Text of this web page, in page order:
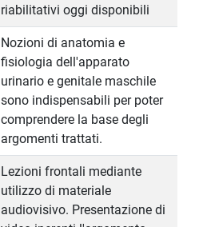
riabilitativi oggi disponibili
Nozioni di anatomia e
fisiologia dell'apparato
urinario e genitale maschile
sono indispensabili per poter
comprendere la base degli
argomenti trattati.
Lezioni frontali mediante
utilizzo di materiale
audiovisivo. Presentazione di